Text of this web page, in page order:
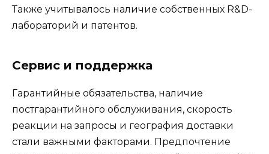
Также учитывалось наличие собственных R&D-
лабораторий и патентов.
Сервис и поддержка
Гарантийные обязательства, наличие
постгарантийного обслуживания, скорость
реакции на запросы и география доставки
стали важными факторами. Предпочтение